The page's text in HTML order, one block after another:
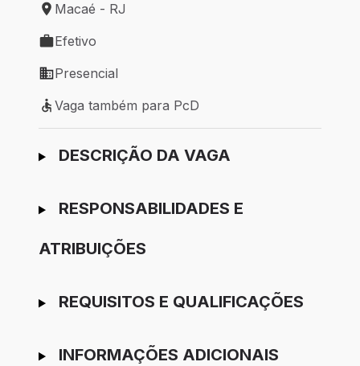
Local de trabalho: Macaé - RJ
Macaé - RJ
Tipo de vaga: Efetivo
Efetivo
Modelo de trabalho: Presencial
Presencial
Vaga também para PcD
Vaga também para PcD
Ir para candidatura
DESCRIÇÃO DA VAGA
RESPONSABILIDADES E
ATRIBUIÇÕES
REQUISITOS E QUALIFICAÇÕES
INFORMAÇÕES ADICIONAIS